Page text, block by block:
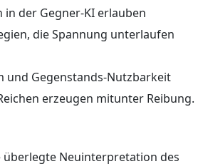
in der Gegner-KI erlauben
die Spannung unterlaufen
und Gegenstands-Nutzbarkeit
erzeugen mitunter Reibung.
überlegte Neuinterpretation des